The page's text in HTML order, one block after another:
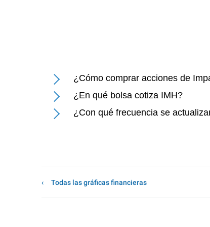
¿Cómo comprar acciones de
¿En qué bolsa cotiza IMH?
¿Con qué frecuencia se
Todas las gráficas financieras